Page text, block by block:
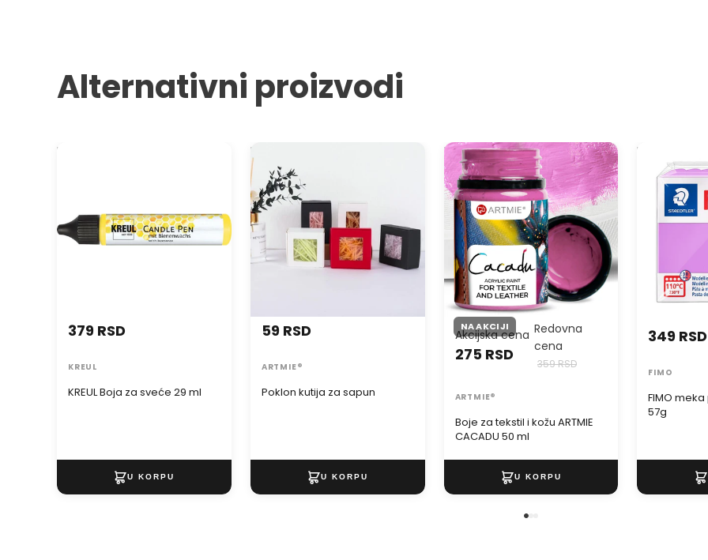
Alternativni proizvodi
KREUL Boja za sveće 29 ml
KREUL Boja za sveće 29 ml
379 RSD
KREUL
Poklon kutija za sapun
Poklon kutija za sapun
59 RSD
ARTMIE®
Boje za tekstil i kožu ARTMIE
CACADU 50 ml
NA AKCIJI
Boje za tekstil i kožu ARTMIE
CACADU 50 ml
Akcijska cena
275 RSD
Redovna
cena
359 RSD
ARTMIE®
FIMO meka
FIMO
57g
349 RSD
FIMO